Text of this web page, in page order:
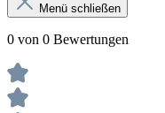
Menü schließen
0 von 0 Bewertungen